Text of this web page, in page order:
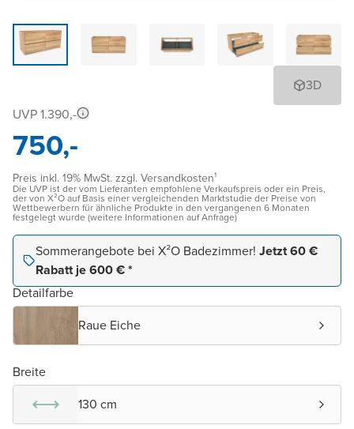
3D
UVP 1.390,-
750,-
Preis inkl. 19% MwSt. zzgl. Versandkosten¹
Die UVP ist der vom Lieferanten empfohlene Verkaufspreis oder ein Preis,
der von X²O auf Basis einer vergleichenden Marktstudie der Preise von
Wettbewerbern für ähnliche Produkte in den vergangenen 6 Monaten
festgelegt wurde (weitere Informationen auf Anfrage)
Sommerangebote bei X²O Badezimmer! Jetzt 60 €
Rabatt je 600 € *
Detailfarbe
Raue Eiche
Breite
130 cm